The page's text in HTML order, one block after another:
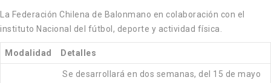
La Federación Chilena de Balonmano en colaboración con el
instituto Nacional del fútbol, deporte y actividad física.
Modalidad Detalles
Se desarrollará en dos semanas, del 15 de mayo